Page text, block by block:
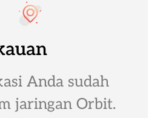
Anda sudah
jaringan Orbit.